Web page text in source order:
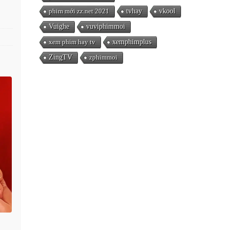
phim mới zz.net 2021
tvhay
vkool
Vuighe
vuviphimmoi
xem phim hay tv
xemphimplus
ZingTV
zphimmoi